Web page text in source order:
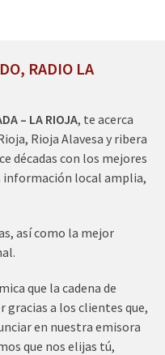
RADIO LA
– LA RIOJA, te acerca
Rioja Alavesa y ribera
décadas con los mejores
local amplia,
así como la mejor
que la cadena de
gracias a los clientes que,
en nuestra emisora
que nos elijas tú,